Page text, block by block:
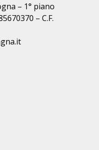
– 1° piano
– C.F.